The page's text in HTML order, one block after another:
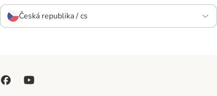
Česká republika / cs